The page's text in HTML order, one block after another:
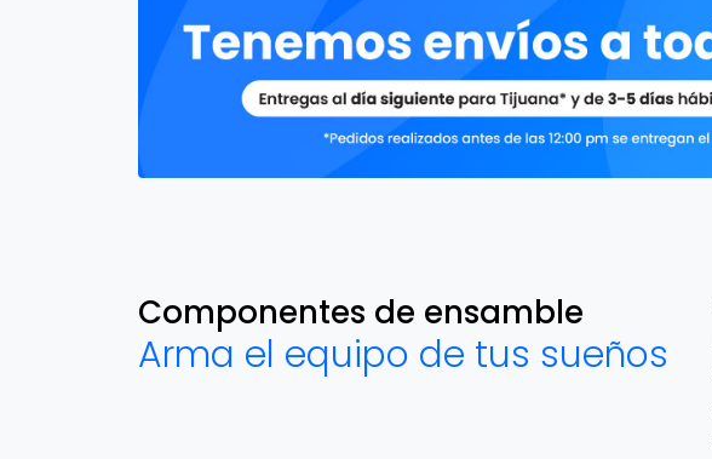
Componentes de ensamble
Arma el equipo de tus sueños